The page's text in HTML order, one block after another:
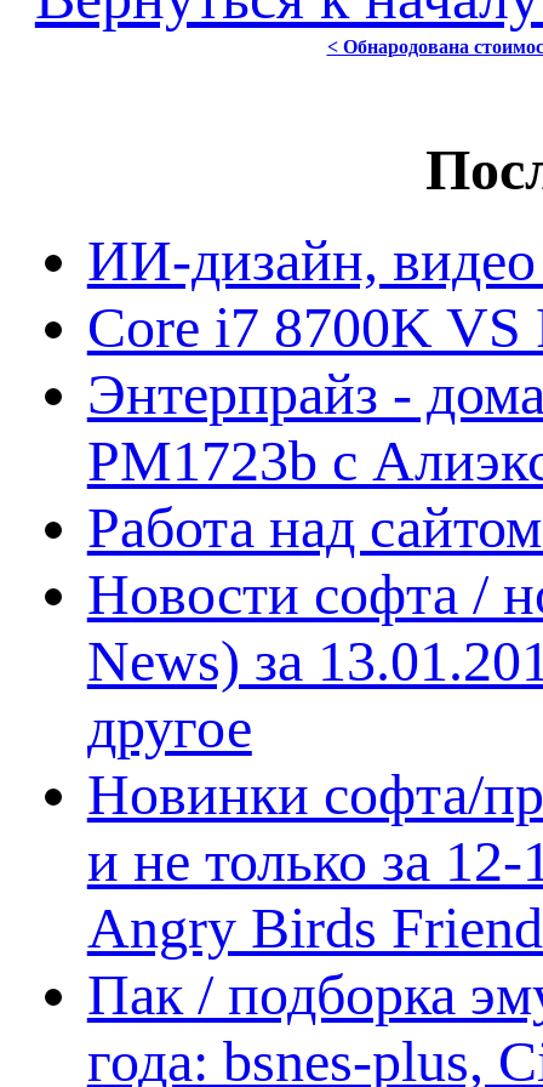
< Обнародована
ИИ-дизайн,
Core i7 8700K VS
Энтерпрайз -
PM1723b с
Работа над
Новости софта /
News) за
другое
Новинки софта/
и не только за
Angry Birds
Пак / подборка
года: bsnes-plus,